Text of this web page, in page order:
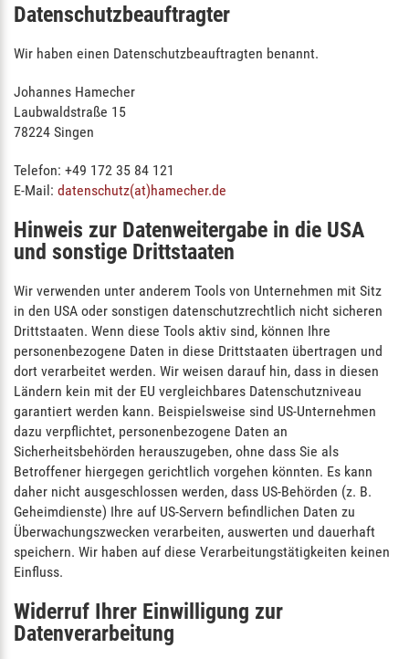
Datenschutz­beauftragter
Wir haben einen Datenschutzbeauftragten benannt.
Johannes Hamecher
Laubwaldstraße 15
78224 Singen
Telefon: +49 172 35 84 121
E-Mail: datenschutz(at)hamecher.de
Hinweis zur Datenweitergabe in die USA
und sonstige Drittstaaten
Wir verwenden unter anderem Tools von Unternehmen mit Sitz
in den USA oder sonstigen datenschutzrechtlich nicht sicheren
Drittstaaten. Wenn diese Tools aktiv sind, können Ihre
personenbezogene Daten in diese Drittstaaten übertragen und
dort verarbeitet werden. Wir weisen darauf hin, dass in diesen
Ländern kein mit der EU vergleichbares Datenschutzniveau
garantiert werden kann. Beispielsweise sind US-Unternehmen
dazu verpflichtet, personenbezogene Daten an
Sicherheitsbehörden herauszugeben, ohne dass Sie als
Betroffener hiergegen gerichtlich vorgehen könnten. Es kann
daher nicht ausgeschlossen werden, dass US-Behörden (z. B.
Geheimdienste) Ihre auf US-Servern befindlichen Daten zu
Überwachungszwecken verarbeiten, auswerten und dauerhaft
speichern. Wir haben auf diese Verarbeitungstätigkeiten keinen
Einfluss.
Widerruf Ihrer Einwilligung zur
Datenverarbeitung